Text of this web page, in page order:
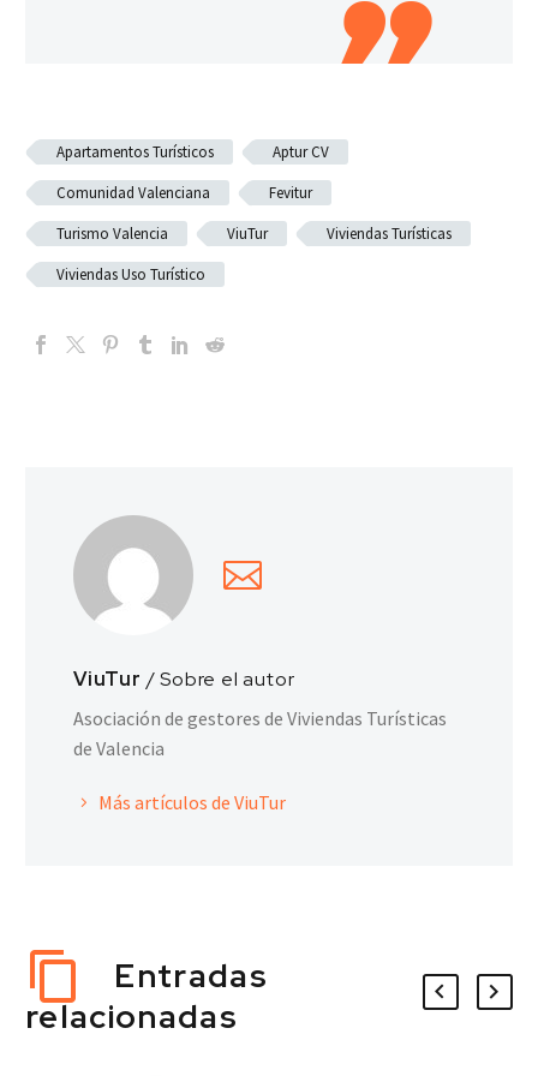
Apartamentos Turísticos
Aptur CV
Comunidad Valenciana
Fevitur
Turismo Valencia
ViuTur
Viviendas Turísticas
Viviendas Uso Turístico
ViuTur / Sobre el autor
Asociación de gestores de Viviendas Turísticas
de Valencia
Más artículos de ViuTur
Entradas
relacionadas